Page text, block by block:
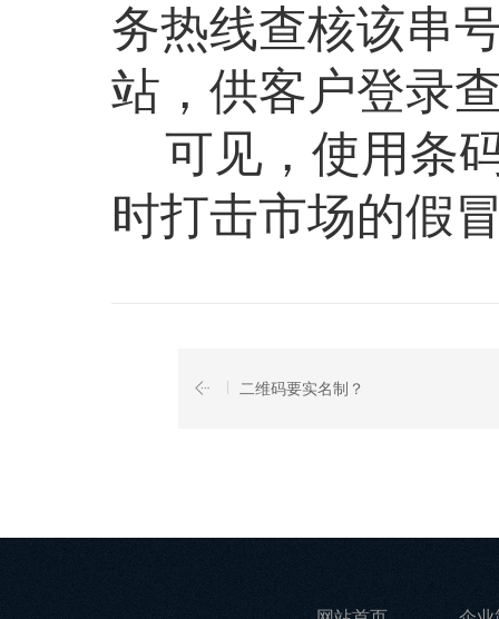
务热线查核该串
站，供客户登录
可见，使用条
时打击市场的假
二维码要实名制？